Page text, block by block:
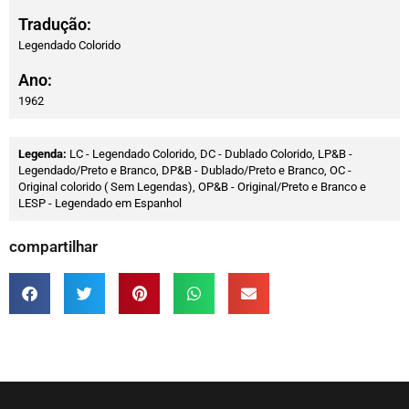
Tradução:
Legendado Colorido
Ano:
1962
Legenda: LC - Legendado Colorido, DC - Dublado Colorido, LP&B -
Legendado/Preto e Branco, DP&B - Dublado/Preto e Branco, OC -
Original colorido ( Sem Legendas), OP&B - Original/Preto e Branco e
LESP - Legendado em Espanhol
compartilhar